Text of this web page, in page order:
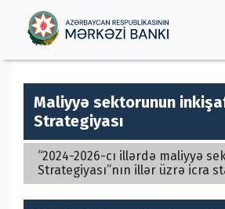
Maliyyə sektorunun
Strategiyası
“2024-2026-cı illərdə maliyyə
Strategiyası”nın illər üzrə icra